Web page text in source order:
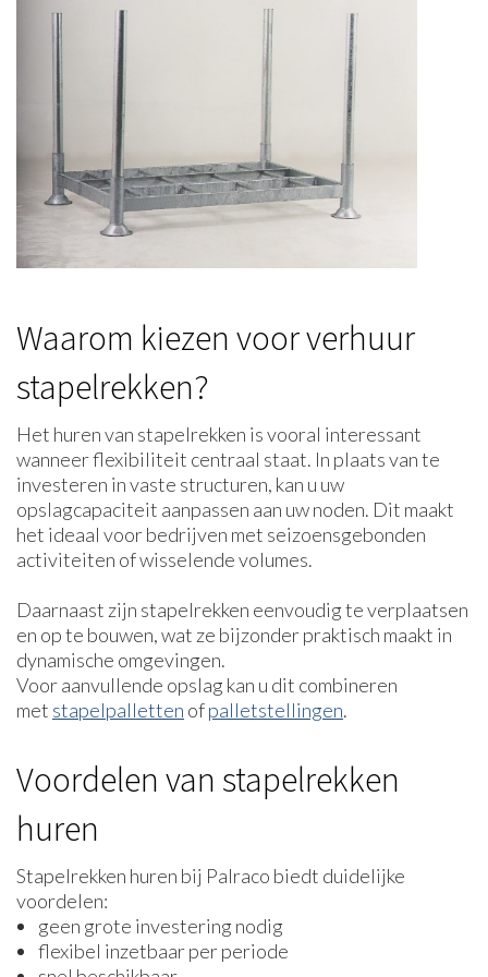
Waarom kiezen voor verhuur
stapelrekken?
Het huren van stapelrekken is vooral interessant
wanneer flexibiliteit centraal staat. In plaats van te
investeren in vaste structuren, kan u uw
opslagcapaciteit aanpassen aan uw noden. Dit maakt
het ideaal voor bedrijven met seizoensgebonden
activiteiten of wisselende volumes.
Daarnaast zijn stapelrekken eenvoudig te verplaatsen
en op te bouwen, wat ze bijzonder praktisch maakt in
dynamische omgevingen.
Voor aanvullende opslag kan u dit combineren
met stapelpalletten ofpalletstellingen.
Voordelen van stapelrekken
huren
Stapelrekken huren bij Palraco biedt duidelijke
voordelen:
geen grote investering nodig
flexibel inzetbaar per periode